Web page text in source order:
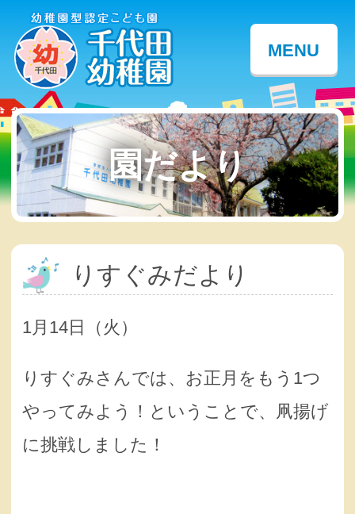
MENU
園だより
りすぐみだより
1月14日（火）
りすぐみさんでは、お正月をもう1つ
やってみよう！ということで、凧揚げ
に挑戦しました！